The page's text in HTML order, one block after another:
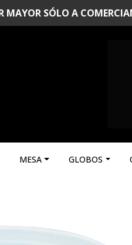
MAYOR SÓLO A
MESA GLOBOS